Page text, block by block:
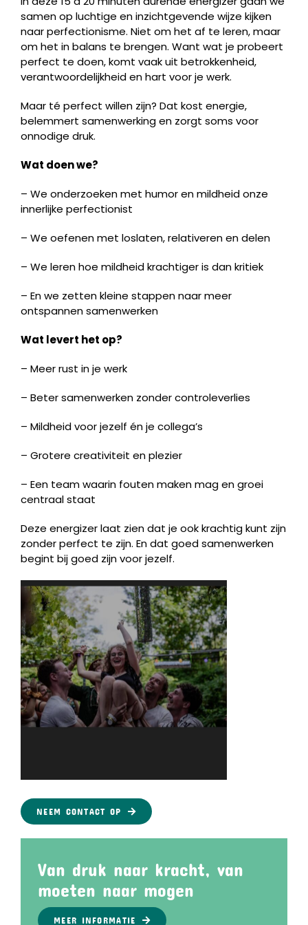
samen op luchtige en inzichtgevende wijze kijken
naar perfectionisme. Niet om het af te leren, maar
om het in balans te brengen. Want wat je probeert
perfect te doen, komt vaak uit betrokkenheid,
verantwoordelijkheid en hart voor je werk.
Maar té perfect willen zijn? Dat kost energie,
belemmert samenwerking en zorgt soms voor
onnodige druk.
Wat doen we?
– We onderzoeken met humor en mildheid onze
innerlijke perfectionist
– We oefenen met loslaten, relativeren en delen
– We leren hoe mildheid krachtiger is dan kritiek
– En we zetten kleine stappen naar meer
ontspannen samenwerken
Wat levert het op?
– Meer rust in je werk
– Beter samenwerken zonder controleverlies
– Mildheid voor jezelf én je collega’s
– Grotere creativiteit en plezier
– Een team waarin fouten maken mag en groei
centraal staat
Deze energizer laat zien dat je ook krachtig kunt zijn
zonder perfect te zijn. En dat goed samenwerken
begint bij goed zijn voor jezelf.
NEEM CONTACT OP
Van druk naar kracht, van
moeten naar mogen
MEER INFORMATIE